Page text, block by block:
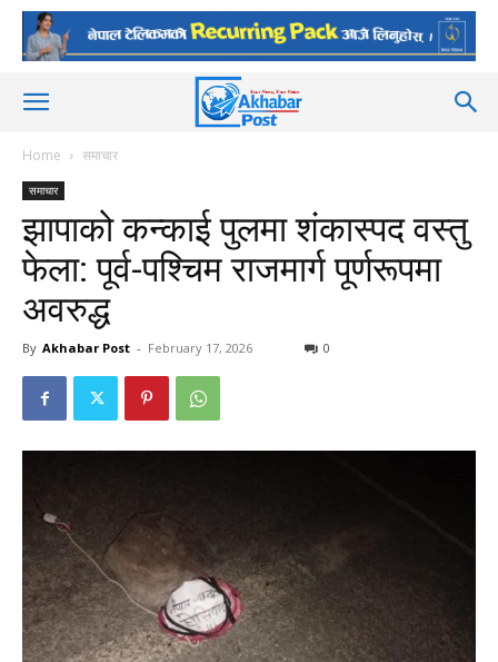
Home समाचार
समाचार
झापाको कन्काई पुलमा शंकास्पद वस्तु
फेला: पूर्व-पश्चिम राजमार्ग पूर्णरूपमा
अवरुद्ध
By Akhabar Post - February 17, 2026 0